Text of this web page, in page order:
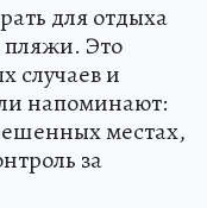
для отдыха
пляжи. Это
случаев и
напоминают:
местах,
за